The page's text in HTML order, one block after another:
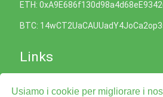
Usiamo i cookie per migliorare i
ETH:
BTC:
Links
Politica sulla Privacy